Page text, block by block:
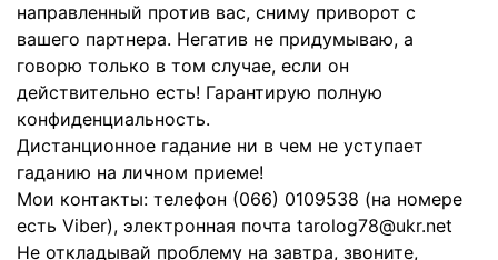
направленный против вас, сниму приворот с
вашего партнера. Негатив не придумываю, а
говорю только в том случае, если он
действительно есть! Гарантирую полную
конфиденциальность.
Дистанционное гадание ни в чем не уступает
гаданию на личном приеме!
Мои контакты: телефон (066) 0109538 (на номере
есть Viber), электронная почта tarolog78@ukr.net
Не откладывай проблему на завтра, звоните,